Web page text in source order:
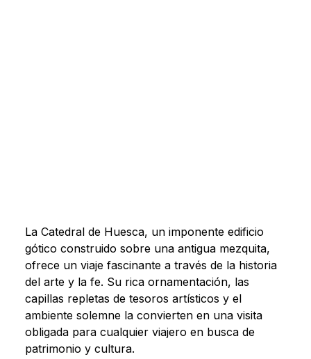
La Catedral de Huesca, un imponente edificio
gótico construido sobre una antigua mezquita,
ofrece un viaje fascinante a través de la historia
del arte y la fe. Su rica ornamentación, las
capillas repletas de tesoros artísticos y el
ambiente solemne la convierten en una visita
obligada para cualquier viajero en busca de
patrimonio y cultura.